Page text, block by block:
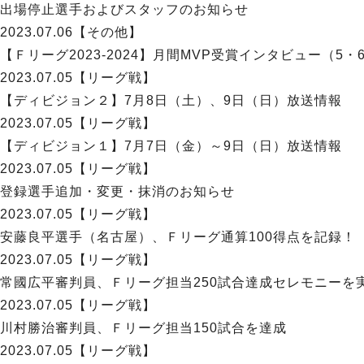
出場停止選手およびスタッフのお知らせ
2023.07.06 【その他】
【Ｆリーグ2023-2024】月間MVP受賞インタビュー（5・6
2023.07.05 【リーグ戦】
【ディビジョン２】7月8日（土）、9日（日）放送情報
2023.07.05 【リーグ戦】
【ディビジョン１】7月7日（金）～9日（日）放送情報
2023.07.05 【リーグ戦】
登録選手追加・変更・抹消のお知らせ
2023.07.05 【リーグ戦】
安藤良平選手（名古屋）、Ｆリーグ通算100得点を記録！
2023.07.05 【リーグ戦】
常國広平審判員、Ｆリーグ担当250試合達成セレモニーを
2023.07.05 【リーグ戦】
川村勝治審判員、Ｆリーグ担当150試合を達成
2023.07.05 【リーグ戦】